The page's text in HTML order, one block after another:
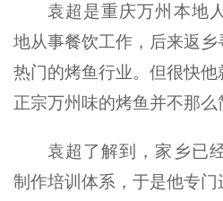
袁超是重庆万州本地
地从事餐饮工作，后来返
热门的烤鱼行业。但很快
正宗万州味的烤鱼并不那么
袁超了解到，家乡已
制作培训体系，于是他专